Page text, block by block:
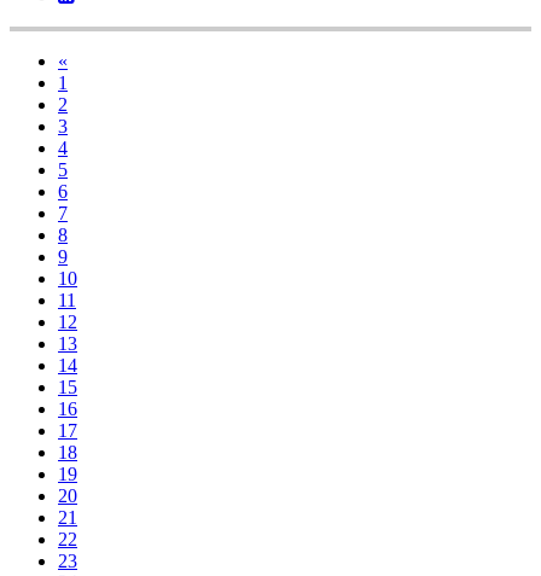
«
1
2
3
4
5
6
7
8
9
10
11
12
13
14
15
16
17
18
19
20
21
22
23